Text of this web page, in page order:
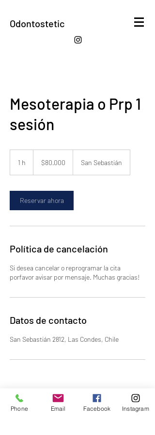
Odontostetic
Mesoterapia o Prp 1
sesión
1 h
chilenos
$80.000 San Sebastián
Reservar ahora
Política de cancelación
Si desea cancelar o reprogramar la cita
Datos de contacto
San Sebastián 2812, Las Condes, Chile
Phone Email Facebook Instagram